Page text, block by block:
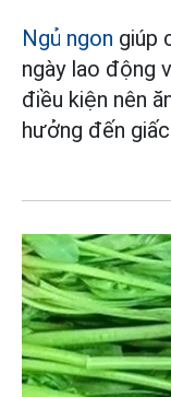
Ngủ ngon giúp
ngày lao động
điều kiện nên
hưởng đến